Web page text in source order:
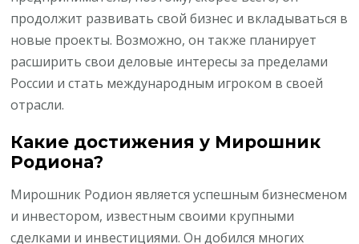
продолжит развивать свой бизнес и вкладываться в
новые проекты. Возможно, он также планирует
расширить свои деловые интересы за пределами
России и стать международным игроком в своей
отрасли.
Какие достижения у Мирошник
Родиона?
Мирошник Родион является успешным бизнесменом
и инвестором, известным своими крупными
сделками и инвестициями. Он добился многих